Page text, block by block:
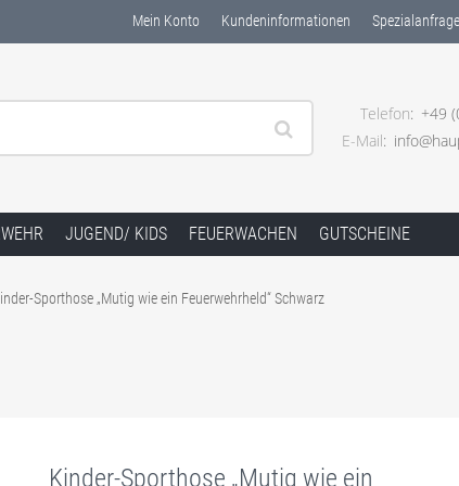
Mein Konto Kundeninformationen Spezialanfrage
Telefon
+49
E-Mail
JUGEND/ KIDS FEUERWACHEN GUTSCHEINE
Sporthose „Mutig wie ein Feuerwehrheld“ Schwarz
Kinder-Sporthose „Mutig wie ein